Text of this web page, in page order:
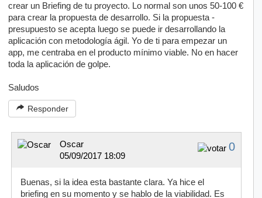
crear un Briefing de tu proyecto. Lo normal son unos 50-100 €
para crear la propuesta de desarrollo. Si la propuesta -
presupuesto se acepta luego se puede ir desarrollando la
aplicación con metodología ágil. Yo de ti para empezar un
app, me centraba en el producto mínimo viable. No en hacer
toda la aplicación de golpe.
Saludos
Responder
0
Oscar
05/09/2017 18:09
Buenas, si la idea esta bastante clara. Ya hice el
briefing en su momento y se hablo de la viabilidad. Es